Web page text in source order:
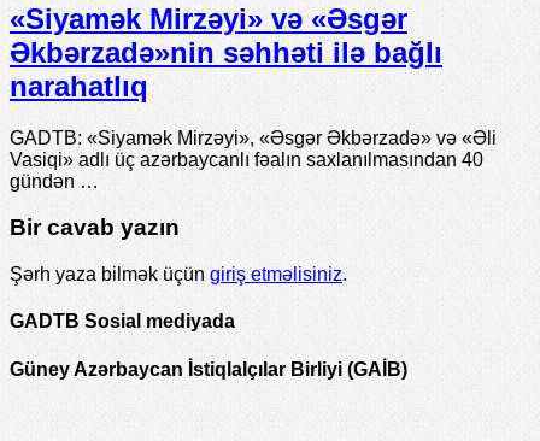
«Siyamək Mirzəyi» və «Əsgər
Əkbərzadə»nin səhhəti ilə bağlı
narahatlıq
GADTB: «Siyamək Mirzəyi», «Əsgər Əkbərzadə» və «Əli
Vasiqi» adlı üç azərbaycanlı fəalın saxlanılmasından 40
gündən …
Bir cavab yazın
Şərh yaza bilmək üçün giriş etməlisiniz.
GADTB Sosial mediyada
Güney Azərbaycan İstiqlalçılar Birliyi (GAİB)